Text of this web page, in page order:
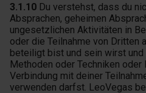
3.1.10 Du verstehst, dass du
Absprachen, geheimen
ungesetzlichen Aktivitäten in
oder die Teilnahme von Dritten
beteiligt bist und sein wirst
Methoden oder Techniken oder
Verbindung mit deiner
verwenden darfst. LeoVegas